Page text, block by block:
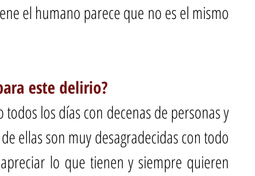
el humano parece que no es el mismo
este delirio?
los días con decenas de personas y
ellas son muy desagradecidas con todo
lo que tienen y siempre quieren